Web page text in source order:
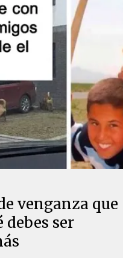
venganza que
ser